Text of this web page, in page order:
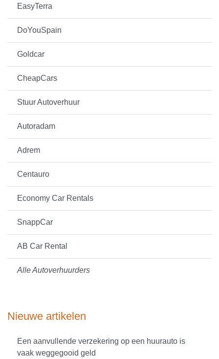
EasyTerra
DoYouSpain
Goldcar
CheapCars
Stuur Autoverhuur
Autoradam
Adrem
Centauro
Economy Car Rentals
SnappCar
AB Car Rental
Alle Autoverhuurders
Nieuwe artikelen
Een aanvullende verzekering op een huurauto is
vaak weggegooid geld